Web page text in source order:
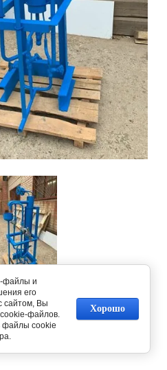
Следующее
файлы и
его
сайтом, Вы
файлов.
файлы cookie
Хорошо